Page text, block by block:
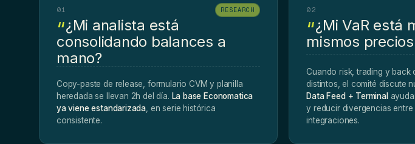
01 RESEARCH
¿Mi analista está
consolidando balances a
mano?
Copy-paste de release, formulario CVM y planilla
heredada se llevan 2h del día. La base Economatica
ya viene estandarizada , en serie histórica
consistente.
02
¿Mi VaR está
mismos
Cuando risk, trading y back
distintos, el comité discute
Data Feed + Terminal
y reducir divergencias
integraciones.